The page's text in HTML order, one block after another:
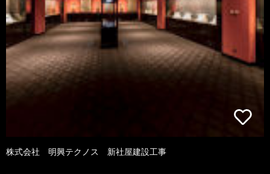
株式会社 明興テクノス 新社屋建設工事